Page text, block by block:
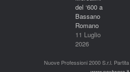
del ‘600 a
Bassano
Romano
11 Luglio
2026
Nuove Professioni 2000 S.r.l.